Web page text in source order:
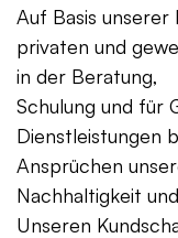
Auf Basis
privaten und
in der Beratung,
Schulung und für
Dienstleistungen
Ansprüchen
Nachhaltigkeit
Unseren